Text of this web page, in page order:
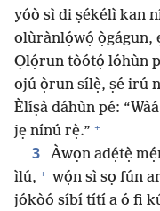
yóò sì di ṣékélì kan
olùrànlọ́wọ́ ọ̀gágun,
Ọlọ́run tòótọ́ lóhùn
ojú ọ̀run sílẹ̀, ṣé irú
Èlíṣà dáhùn pé:
jẹ nínú rẹ̀.” +
3
Àwọn adẹ́tẹ̀
ìlú, + wọ́n sì sọ fún
jókòó síbí títí a ó fi